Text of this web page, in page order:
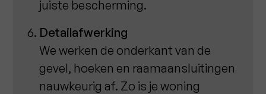
juiste bescherming.
Detailafwerking
We werken de onderkant van de
gevel, hoeken en raamaansluitingen
nauwkeurig af. Zo is je woning